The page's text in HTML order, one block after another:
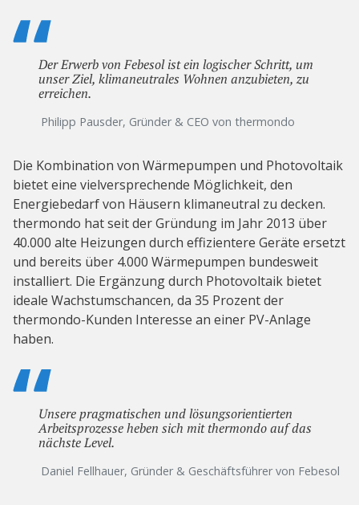
Der Erwerb von Febesol ist ein logischer Schritt, um
unser Ziel, klimaneutrales Wohnen anzubieten, zu
erreichen.
Philipp Pausder, Gründer & CEO von thermondo
Die Kombination von Wärmepumpen und Photovoltaik
bietet eine vielversprechende Möglichkeit, den
Energiebedarf von Häusern klimaneutral zu decken.
thermondo hat seit der Gründung im Jahr 2013 über
40.000 alte Heizungen durch effizientere Geräte ersetzt
und bereits über 4.000 Wärmepumpen bundesweit
installiert. Die Ergänzung durch Photovoltaik bietet
ideale Wachstumschancen, da 35 Prozent der
thermondo-Kunden Interesse an einer PV-Anlage
haben.
Unsere pragmatischen und lösungsorientierten
Arbeitsprozesse heben sich mit thermondo auf das
nächste Level.
Daniel Fellhauer, Gründer & Geschäftsführer von Febesol